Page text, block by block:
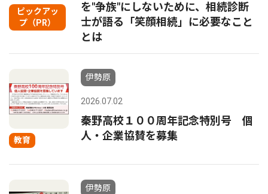
ピックアッ
プ（PR）
を"争族"にしないために、相続診断
士が語る「笑顔相続」に必要なこと
とは
教育
伊勢原
2026.07.02
秦野高校１００周年記念特別号 個
人・企業協賛を募集
伊勢原